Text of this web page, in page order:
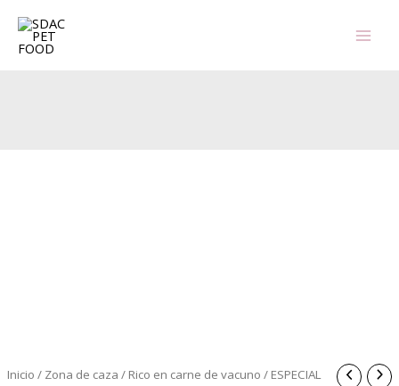
contenido
Inicio / Zona de caza / Rico en carne de vacuno / ESPECIAL